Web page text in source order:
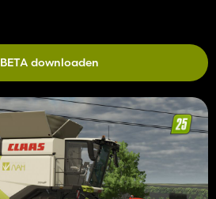
BETA downloaden